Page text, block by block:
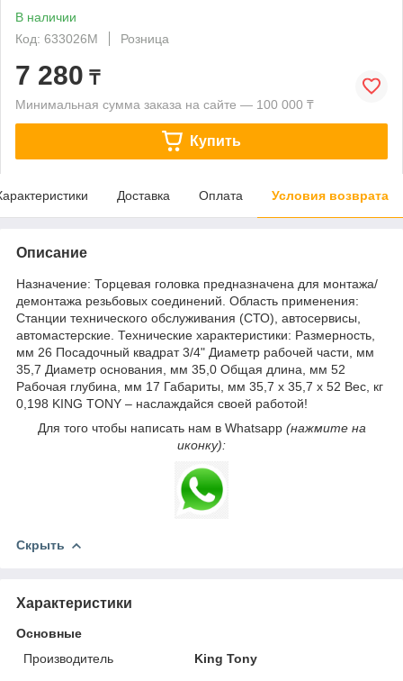
В наличии
Код: 633026M
Розница
7 280 ₸
Минимальная сумма заказа на сайте — 100 000 ₸
Купить
Доставка Оплата Условия возврата
Описание
Назначение: Торцевая головка предназначена для монтажа/
демонтажа резьбовых соединений. Область применения:
Станции технического обслуживания (СТО), автосервисы,
автомастерские. Технические характеристики: Размерность,
мм 26 Посадочный квадрат 3/4" Диаметр рабочей части, мм
35,7 Диаметр основания, мм 35,0 Общая длина, мм 52
Рабочая глубина, мм 17 Габариты, мм 35,7 х 35,7 х 52 Вес, кг
0,198 KING TONY – наслаждайся своей работой!
Для того чтобы написать нам в Whatsapp (нажмите на
иконку):
Скрыть
Характеристики
Основные
Производитель
King Tony